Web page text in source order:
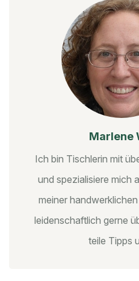
Marlene
Ich bin Tischlerin mit
und spezialisiere mich
meiner
leidenschaftlich gerne
teile Tipps